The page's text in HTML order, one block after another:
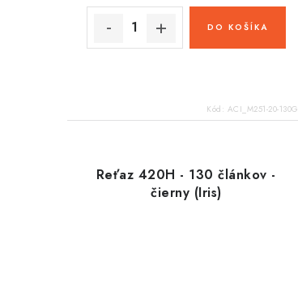
DO KOŠÍKA
Kód: ACI_M251-20-130G
Reťaz 420H - 130 článkov -
čierny (Iris)